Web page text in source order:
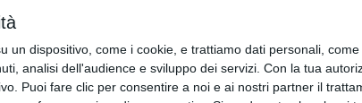
un dispositivo, come i cookie, e trattiamo dati personali,
analisi dell'audience e sviluppo dei servizi. Con la tua
Puoi fare clic per consentire a noi e ai nostri partner il
Regolamento (UE)
(impiego di alcune
prodotti cosmetici)